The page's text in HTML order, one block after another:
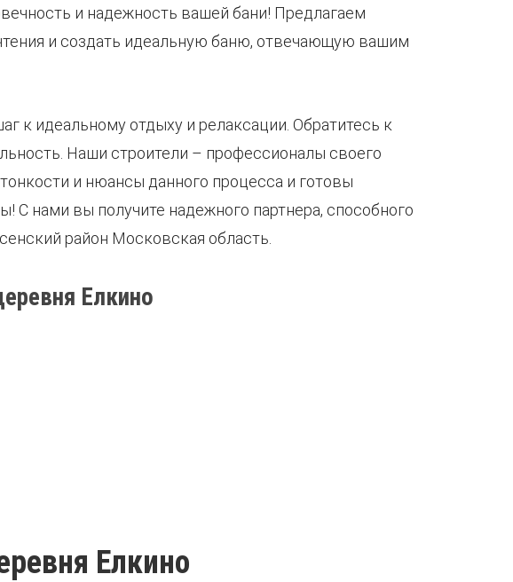
и надежность вашей бани! Предлагаем
и создать идеальную баню, отвечающую вашим
к идеальному отдыху и релаксации. Обратитесь к
Наши строители – профессионалы своего
и нюансы данного процесса и готовы
нами вы получите надежного партнера, способного
район Московская область.
Елкино
Елкино